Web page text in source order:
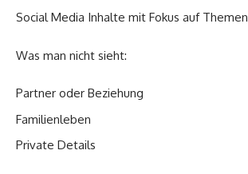
Social Media Inhalte mit Fokus auf Themen
Was man nicht sieht:
Partner oder Beziehung
Familienleben
Private Details